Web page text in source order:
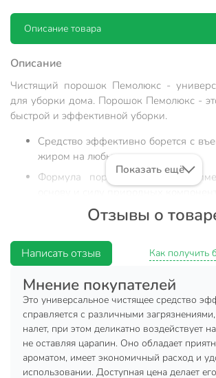
Описание товара
Описание
Чистящий порошок Пемолюкс -
для уборки дома. Порошок Пемолюкс -
быстрой и эффективной уборки.
Средство эффективно борется с
жиром на любых поверхностях.
Формула порошка Пемолюкс
Средство поможет навести чистоту
Порошок не содержит
безопасен для посуды и кожи
Средство Пемолюкс дарит дому
чистоты и свежести.
Порошок Пемолюкс экономичен в
удобный дозатор. Средство
абразив, поэтому не царапает
Показать ещё
Отзывы о
Написать отзыв Как получить
Мнение покупателей
Это универсальное чистящее средство
справляется с различными
налет, при этом деликатно воздействует
не оставляя царапин. Оно обладает
ароматом, имеет экономичный расход и
использовании. Доступная цена делает